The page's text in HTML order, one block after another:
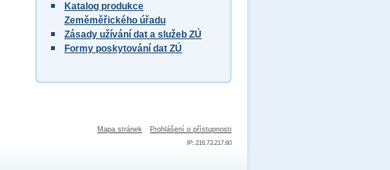
Katalog produkce
Zeměměřického úřadu
Zásady užívání dat a služeb ZÚ
Formy poskytování dat ZÚ
Mapa stránek Prohlášení o přístupnosti
IP: 216.73.217.60